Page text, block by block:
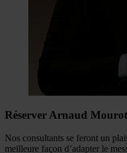
Réserver Arnaud Mourot
Nos consultants se feront un
meilleure façon d’adapter le